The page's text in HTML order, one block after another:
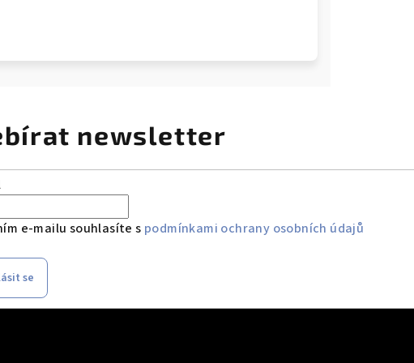
newsletter
e-mailu souhlasíte s podmínkami ochrany osobních údajů
se